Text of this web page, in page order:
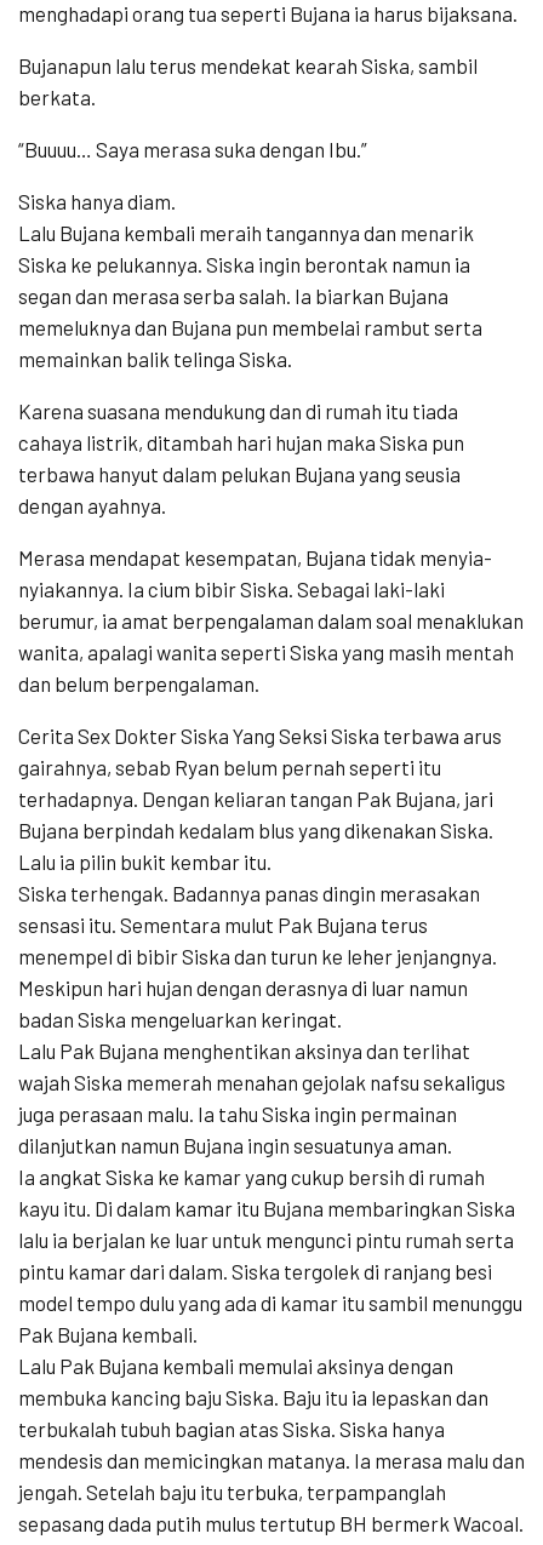
menghadapi orang tua seperti Bujana ia harus bijaksana.
Bujanapun lalu terus mendekat kearah Siska, sambil
berkata.
“Buuuu… Saya merasa suka dengan Ibu.”
Siska hanya diam.
Lalu Bujana kembali meraih tangannya dan menarik
Siska ke pelukannya. Siska ingin berontak namun ia
segan dan merasa serba salah. Ia biarkan Bujana
memeluknya dan Bujana pun membelai rambut serta
memainkan balik telinga Siska.
Karena suasana mendukung dan di rumah itu tiada
cahaya listrik, ditambah hari hujan maka Siska pun
terbawa hanyut dalam pelukan Bujana yang seusia
dengan ayahnya.
Merasa mendapat kesempatan, Bujana tidak menyia-
nyiakannya. Ia cium bibir Siska. Sebagai laki-laki
berumur, ia amat berpengalaman dalam soal menaklukan
wanita, apalagi wanita seperti Siska yang masih mentah
dan belum berpengalaman.
Cerita Sex Dokter Siska Yang Seksi Siska terbawa arus
gairahnya, sebab Ryan belum pernah seperti itu
terhadapnya. Dengan keliaran tangan Pak Bujana, jari
Bujana berpindah kedalam blus yang dikenakan Siska.
Lalu ia pilin bukit kembar itu.
Siska terhengak. Badannya panas dingin merasakan
sensasi itu. Sementara mulut Pak Bujana terus
menempel di bibir Siska dan turun ke leher jenjangnya.
Meskipun hari hujan dengan derasnya di luar namun
badan Siska mengeluarkan keringat.
Lalu Pak Bujana menghentikan aksinya dan terlihat
wajah Siska memerah menahan gejolak nafsu sekaligus
juga perasaan malu. Ia tahu Siska ingin permainan
dilanjutkan namun Bujana ingin sesuatunya aman.
Ia angkat Siska ke kamar yang cukup bersih di rumah
kayu itu. Di dalam kamar itu Bujana membaringkan Siska
lalu ia berjalan ke luar untuk mengunci pintu rumah serta
pintu kamar dari dalam. Siska tergolek di ranjang besi
model tempo dulu yang ada di kamar itu sambil menunggu
Pak Bujana kembali.
Lalu Pak Bujana kembali memulai aksinya dengan
membuka kancing baju Siska. Baju itu ia lepaskan dan
terbukalah tubuh bagian atas Siska. Siska hanya
mendesis dan memicingkan matanya. Ia merasa malu dan
jengah. Setelah baju itu terbuka, terpampanglah
sepasang dada putih mulus tertutup BH bermerk Wacoal.